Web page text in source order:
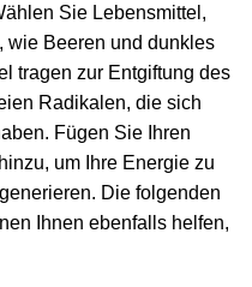
Sie Lebensmittel,
wie Beeren und dunkles
tragen zur Entgiftung des
Radikalen, die sich
Fügen Sie Ihren
um Ihre Energie zu
Die folgenden
Ihnen ebenfalls helfen,